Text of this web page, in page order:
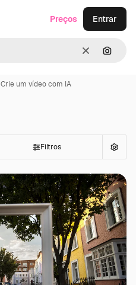
Limpar
Preços Entrar
Crie um vídeo com IA
Filtros